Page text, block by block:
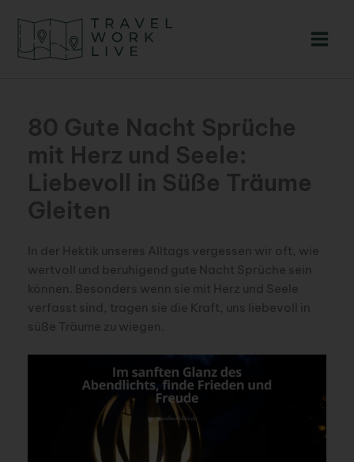
Inhalt
springen
80 Gute Nacht Sprüche
mit Herz und Seele:
Liebevoll in Süße Träume
Gleiten
In der Hektik unseres Alltags vergessen wir oft, wie
wertvoll und beruhigend gute Nacht Sprüche sein
können. Besonders wenn sie mit Herz und Seele
verfasst sind, tragen sie die Kraft, uns liebevoll in
süße Träume zu wiegen.